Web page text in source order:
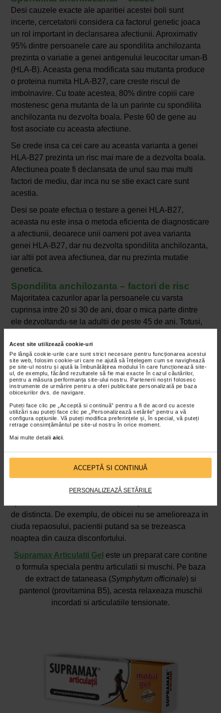
Acest site utilizează cookie-uri
Pe lângă cookie-urile care sunt strict necesare pentru funcționarea acestui
site web, folosim cookie-uri care ne ajută să înțelegem cum se navighează
pe site-ul nostru și ajută la îmbunătățirea modului în care funcționează site-
ul, de exemplu, făcând rezultatele să fie mai exacte în cazul căutărilor,
pentru a măsura performanța site-ului nostru. Partenerii noștri folosesc
instrumente de urmărire pentru a oferi publicitate personalizată pe baza
obiceiurilor dvs. de navigare.
Puteți face clic pe „Acceptă si continuă” pentru a fi de acord cu aceste
utilizări sau puteți face clic pe „Personalizează setările” pentru a vă
configura opțiunile. Vă puteți modifica preferințele și, în special, vă puteți
retrage consimțământul pe site-ul nostru în orice moment.
Mai multe detalii aici.
ACCEPTĂ SI CONTINUĂ
PERSONALIZEAZĂ SETĂRILE
Desi cauzele exacte ale aparitiei acestei boli sunt
incerte, cercetatorii considera ca factorul genetic joaca
un rol important in declansarea afectiunii. Aproximativ
95% dintre persoanele care au spondilita anchilozanta
prezinta o variatie a genei antigenului leucocitar uman-B
(HLA-B). Aceasta gena modificata sau mutanta produce
o proteina numita HLA-B27, care creste riscul de
imbolnavire. Cu toate acestea, 80% dintre copiii care
mostenesc gena mutanta de la un parinte cu spondilita
anchilozanta nu dezvolta boala. Peste 60 de gene au
fost asociate cu aceasta afectiune.
Se crede insa ca cei care au aceasta varianta a genei
HLA-B27 prezinta un risc mai mare de a dezvolta boala.
Afectiunea poate fi declansata de unul sau mai multi
factori de mediu, dar inca nu se stie exact care sunt
acestia.
Desi se poate efectua o testare a genei HLA-B27,
aceasta nu este insa o metoda eficienta de diagnosticare
a afectiunii, deoarece unii oameni pot avea varianta
genei HLA-B27, dar nu dezvolta spondilita anchilozanta,
iar altii pot avea afectiunea, dar nu prezinta mutatie
genetica.
Spondilita anchilozanta – factori de risc
Majoritatea cazurilor apar la persoanele cu varsta
cuprinsa intre 20 si 30 de ani, doar o mica parte dintre
ele dezvoltandu-se la adultii de peste 45 de ani. Totusi,
In general, s-a observat ca spondilita anchilozanta este
de aproximativ 3 ori mai frecventa la barbati decat la
femei.
Daca aveti spondilita anchilozanta si analizele dovedesc
ca aveti mutatia genei HLA-B27, atunci exista riscul sa
le-o transmiteti urmasilor. Se estimeaza ca intre 5 si 10%
dintre copiii cu aceasta varianta a genei vor dezvolta
boala.
Diagnosticul de spondilita anchilozanta
Spondilita anchilozanta poate fi dificil de diagnosticat,
deoarece simptomele evolueaza lent si nu s-au conceput
analize specifice pentru depistarea bolii. Durerea de
de distincta. De exemplu, de obicei nu se amelioreaza in
ciuda repaosului, pacientii putand sa se trezeasca
noaptea din cauza disconfortului.
Supramax Articulatii Gel este un preparat care contine
o formula speciala pentru articulatii si muschi. Pe baza
de extract de tataneasa (Symphytum officinale) si
pantenol (provitamina B5), acesta relaxeaza muschii
incordati si articulatiile tensionate.